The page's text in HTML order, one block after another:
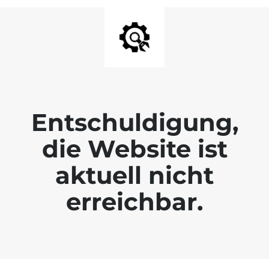
Entschuldigung,
die Website ist
aktuell nicht
erreichbar.